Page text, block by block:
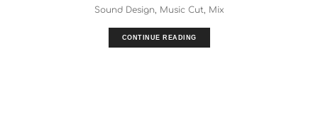
Sound Design, Music Cut, Mix
CONTINUE READING